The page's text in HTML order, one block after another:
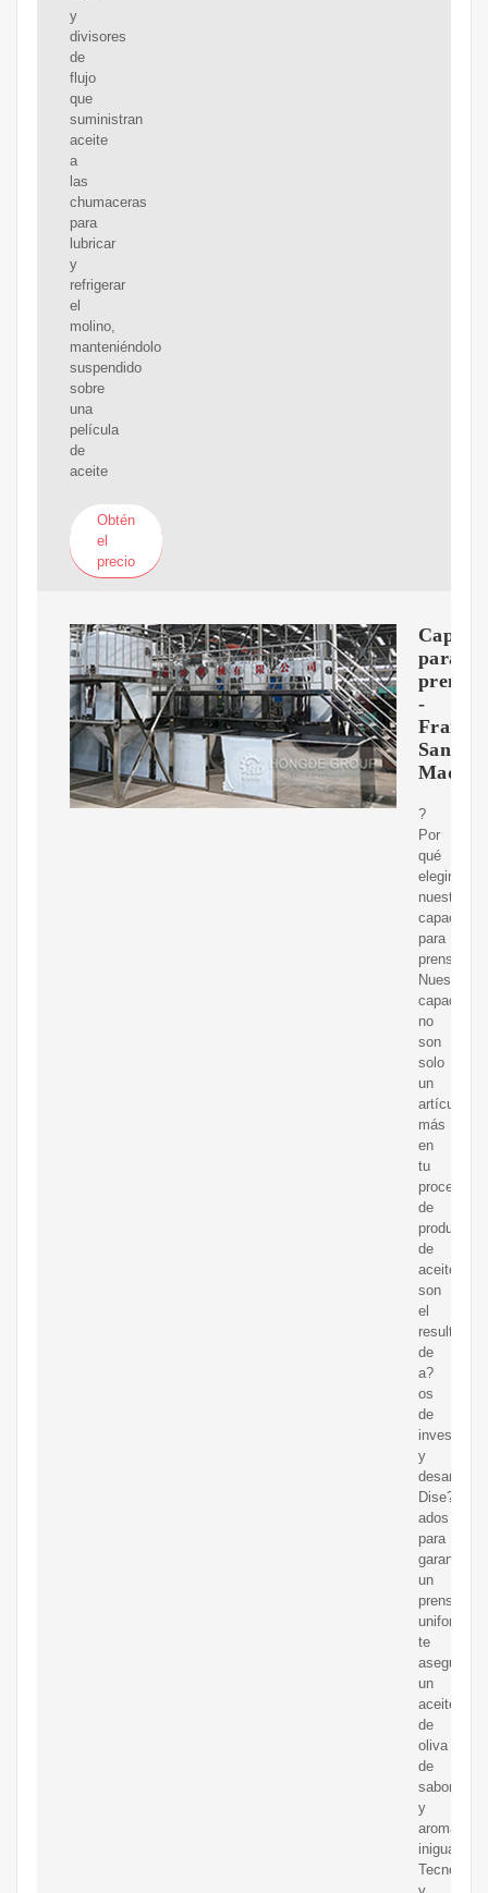
y
divisores
de
flujo
que
suministran
aceite
a
las
chumaceras
para
lubricar
y
refrigerar
el
molino,
manteniéndolo
suspendido
sobre
una
película
de
aceite
Obtén
el
precio
para
-
?
Por
qué
elegir
nuestros
capachos
para
prensado?
Nuestros
capachos
no
son
solo
un
artículo
más
en
tu
proceso
de
producción
de
aceite;
son
el
resultado
de
a?
os
de
y
desarrollo.
Dise?
ados
para
garantizar
un
prensado
uniforme,
te
aseguran
un
aceite
de
oliva
de
sabor
y
aroma
Tecnología